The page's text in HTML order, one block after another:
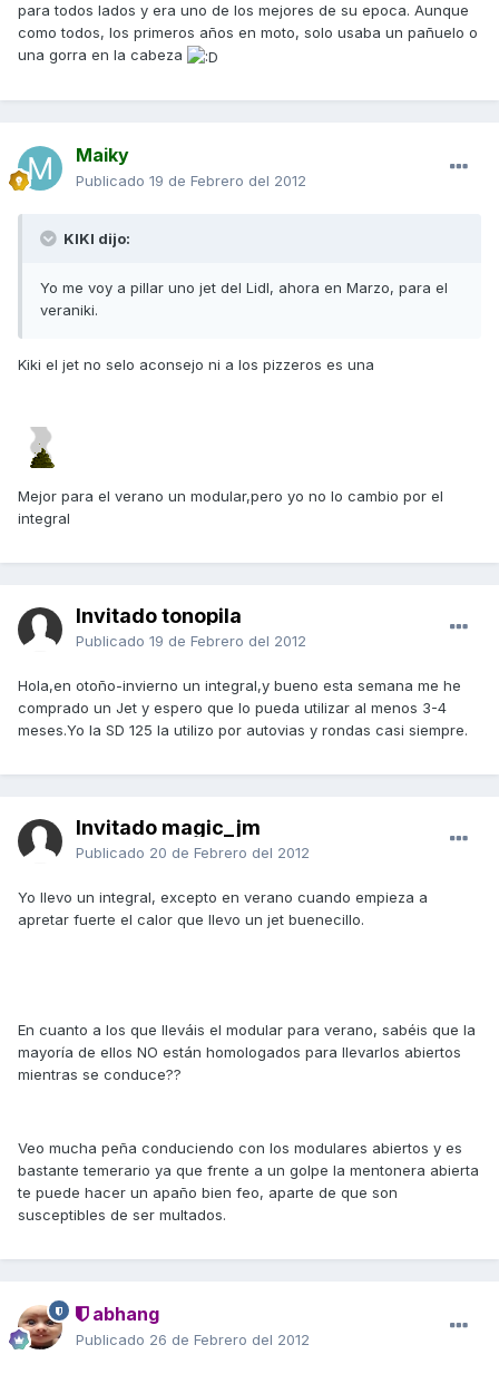
para todos lados y era uno de los mejores de su epoca. Aunque
como todos, los primeros años en moto, solo usaba un pañuelo o
una gorra en la cabeza
Maiky
Publicado 19 de Febrero del 2012
KIKI dijo:
Yo me voy a pillar uno jet del Lidl, ahora en Marzo, para el
veraniki.
Kiki el jet no selo aconsejo ni a los pizzeros es una
Mejor para el verano un modular,pero yo no lo cambio por el
integral
Invitado tonopila
Publicado 19 de Febrero del 2012
Hola,en otoño-invierno un integral,y bueno esta semana me he
comprado un Jet y espero que lo pueda utilizar al menos 3-4
meses.Yo la SD 125 la utilizo por autovias y rondas casi siempre.
Invitado magic_jm
Publicado 20 de Febrero del 2012
Yo llevo un integral, excepto en verano cuando empieza a
apretar fuerte el calor que llevo un jet buenecillo.
En cuanto a los que lleváis el modular para verano, sabéis que la
mayoría de ellos NO están homologados para llevarlos abiertos
mientras se conduce??
Veo mucha peña conduciendo con los modulares abiertos y es
bastante temerario ya que frente a un golpe la mentonera abierta
te puede hacer un apaño bien feo, aparte de que son
susceptibles de ser multados.
abhang
Publicado 26 de Febrero del 2012